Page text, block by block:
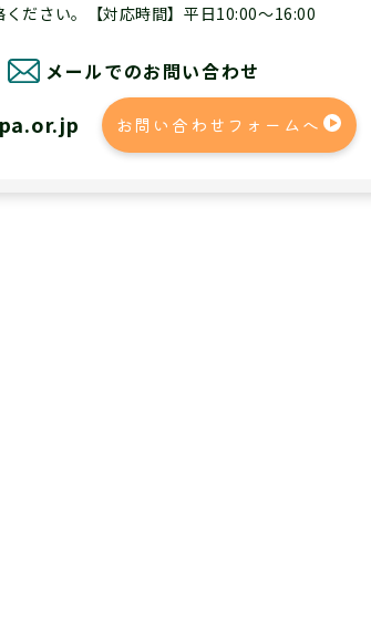
ださい。【対応時間】平日10:00～16:00
メールでのお問い合わせ
お問い合わせフォームへ